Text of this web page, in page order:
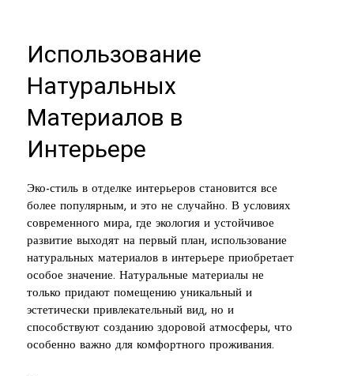
Использование
Натуральных
Материалов в
Интерьере
Эко-стиль в отделке интерьеров становится все
более популярным, и это не случайно. В условиях
современного мира, где экология и устойчивое
развитие выходят на первый план, использование
натуральных материалов в интерьере приобретает
особое значение. Натуральные материалы не
только придают помещению уникальный и
эстетически привлекательный вид, но и
способствуют созданию здоровой атмосферы, что
особенно важно для комфортного проживания.